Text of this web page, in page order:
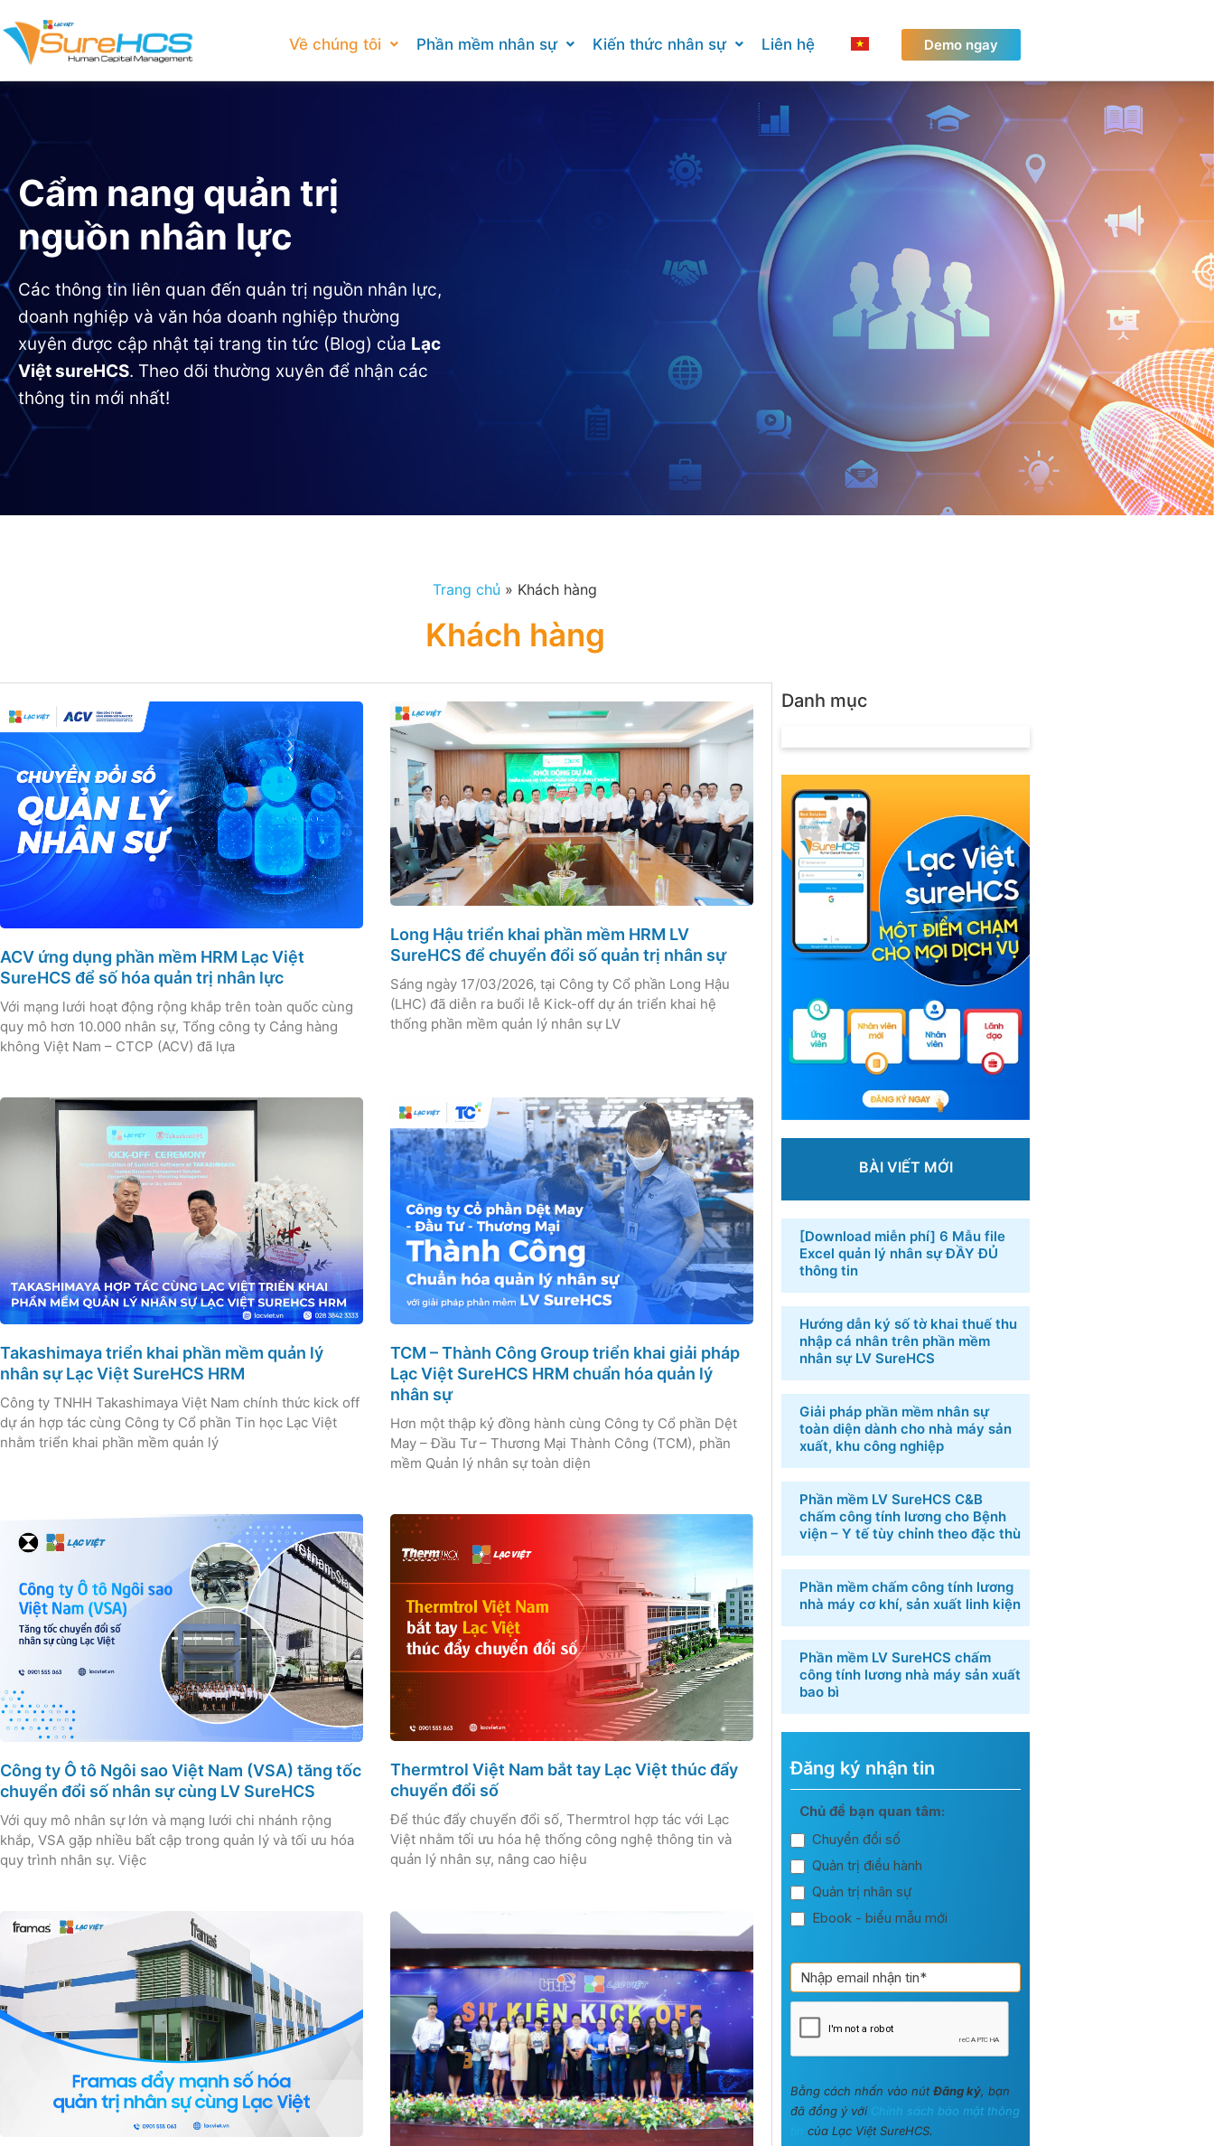
Về chúng tôi Phần mềm nhân sự Kiến thức nhân sự Liên hệ Demo ngay
Cẩm nang quản trị
nguồn nhân lực
Các thông tin liên quan đến quản trị nguồn nhân lực,
doanh nghiệp và văn hóa doanh nghiệp thường
xuyên được cập nhật tại trang tin tức (Blog) của Lạc
Việt sureHCS. Theo dõi thường xuyên để nhận các
thông tin mới nhất!
Trang chủ » Khách hàng
Khách hàng
ACV ứng dụng phần mềm HRM Lạc Việt
SureHCS để số hóa quản trị nhân lực
Với mạng lưới hoạt động rộng khắp trên toàn quốc cùng
quy mô hơn 10.000 nhân sự, Tổng công ty Cảng hàng
không Việt Nam – CTCP (ACV) đã lựa
Long Hậu triển khai phần mềm HRM LV
SureHCS để chuyển đổi số quản trị nhân sự
Sáng ngày 17/03/2026, tại Công ty Cổ phần Long Hậu
(LHC) đã diễn ra buổi lễ Kick-off dự án triển khai hệ
thống phần mềm quản lý nhân sự LV
Takashimaya triển khai phần mềm quản lý
nhân sự Lạc Việt SureHCS HRM
Công ty TNHH Takashimaya Việt Nam chính thức kick off
dự án hợp tác cùng Công ty Cổ phần Tin học Lạc Việt
nhằm triển khai phần mềm quản lý
TCM – Thành Công Group triển khai giải pháp
Lạc Việt SureHCS HRM chuẩn hóa quản lý
nhân sự
Hơn một thập kỷ đồng hành cùng Công ty Cổ phần Dệt
May – Đầu Tư – Thương Mại Thành Công (TCM), phần
mềm Quản lý nhân sự toàn diện
Công ty Ô tô Ngôi sao Việt Nam (VSA) tăng tốc
chuyển đổi số nhân sự cùng LV SureHCS
Với quy mô nhân sự lớn và mạng lưới chi nhánh rộng
khắp, VSA gặp nhiều bất cập trong quản lý và tối ưu hóa
quy trình nhân sự. Việc
Thermtrol Việt Nam bắt tay Lạc Việt thúc đẩy
chuyển đổi số
Để thúc đẩy chuyển đổi số, Thermtrol hợp tác với Lạc
Việt nhằm tối ưu hóa hệ thống công nghệ thông tin và
quản lý nhân sự, nâng cao hiệu
Danh mục
BÀI VIẾT MỚI
[Download miễn phí] 6 ​Mẫu file
Excel quản lý nhân sự​ ĐẦY ĐỦ
thông tin
Hướng dẫn ký số tờ khai thuế thu
nhập cá nhân trên phần mềm
nhân sự LV SureHCS
Giải pháp phần mềm nhân sự
toàn diện dành cho nhà máy sản
xuất, khu công nghiệp
Phần mềm LV SureHCS C&B
chấm công tính lương cho Bệnh
viện – Y tế tùy chỉnh theo đặc thù
Phần mềm chấm công tính lương
nhà máy cơ khí, sản xuất linh kiện
Phần mềm LV SureHCS chấm
công tính lương nhà máy sản xuất
bao bì
Đăng ký nhận tin
Đăng
bản
tin
Chủ đề bạn quan tâm:
Chuyển đổi số
Quản trị điều hành
Quản trị nhân sự
Ebook - biểu mẫu mới
Bằng cách nhấn vào nútĐăng ký, bạn
đã đồng ý với Chính sách bảo mật thông
của Lạc Việt SureHCS.